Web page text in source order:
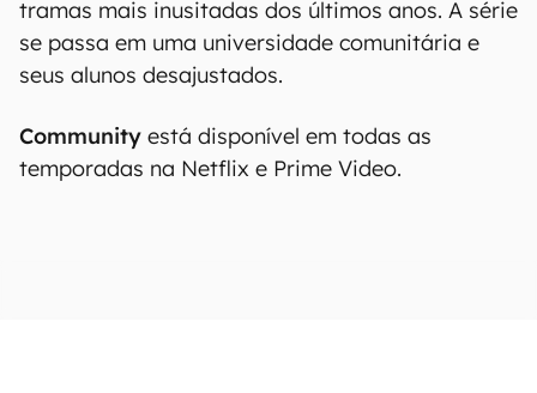
tramas mais inusitadas dos últimos anos. A série
se passa em uma universidade comunitária e
seus alunos desajustados.
Community está disponível em todas as
temporadas na Netflix e Prime Video.